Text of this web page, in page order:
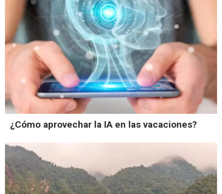
¿Cómo aprovechar la IA en las vacaciones?